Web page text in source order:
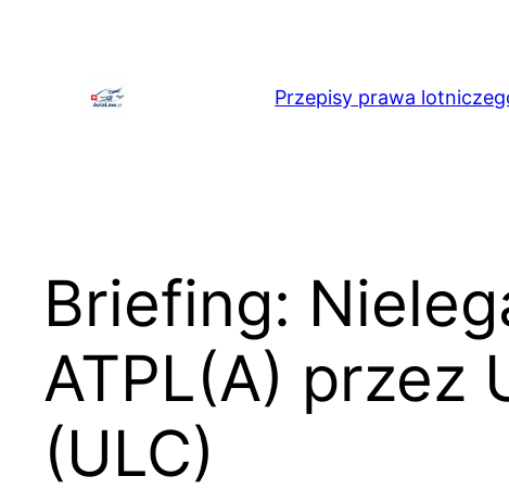
Przepisy prawa
Briefing:
ATPL(A) przez
(ULC)